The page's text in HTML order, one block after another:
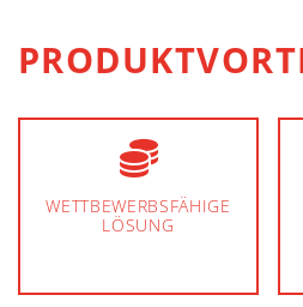
WETTBEWERBSFÄHIGE
LÖSUNG